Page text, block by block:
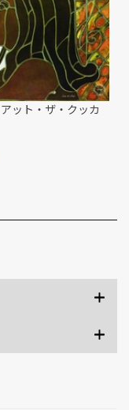
ット・ザ・クッカ